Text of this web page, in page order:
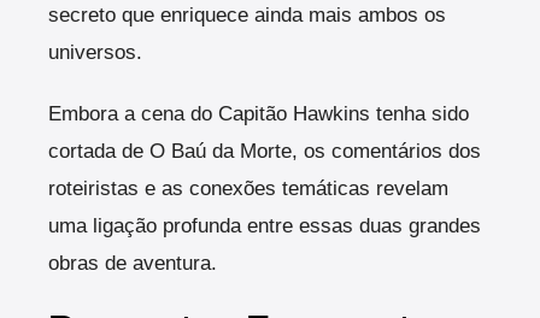
secreto que enriquece ainda mais ambos os
universos.
Embora a cena do Capitão Hawkins tenha sido
cortada de O Baú da Morte, os comentários dos
roteiristas e as conexões temáticas revelam
uma ligação profunda entre essas duas grandes
obras de aventura.